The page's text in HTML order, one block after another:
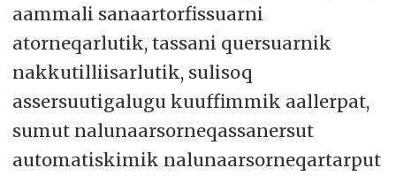
aammali sanaartorfissuarni
atorneqarlutik, tassani quersuarnik
nakkutilliisarlutik, sulisoq
assersuutigalugu kuuffimmik aallerpat,
sumut nalunaarsorneqassanersut
automatiskimik nalunaarsorneqartarput